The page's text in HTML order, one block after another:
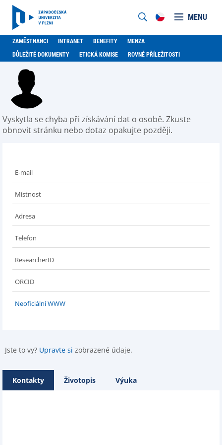
MENU
ZAMĚSTNANCI INTRANET BENEFITY
MENZA
DŮLEŽITÉ DOKUMENTY
ETICKÁ KOMISE ROVNÉ PŘÍLEŽITOSTI
Vyskytla se chyba při získávání dat o osobě. Zkuste
obnovit stránku nebo dotaz opakujte později.
E-mail
Místnost
Adresa
Telefon
ResearcherID
ORCID
Neoficiální WWW
Jste to vy? Upravte si zobrazené údaje.
Kontakty Životopis Výuka